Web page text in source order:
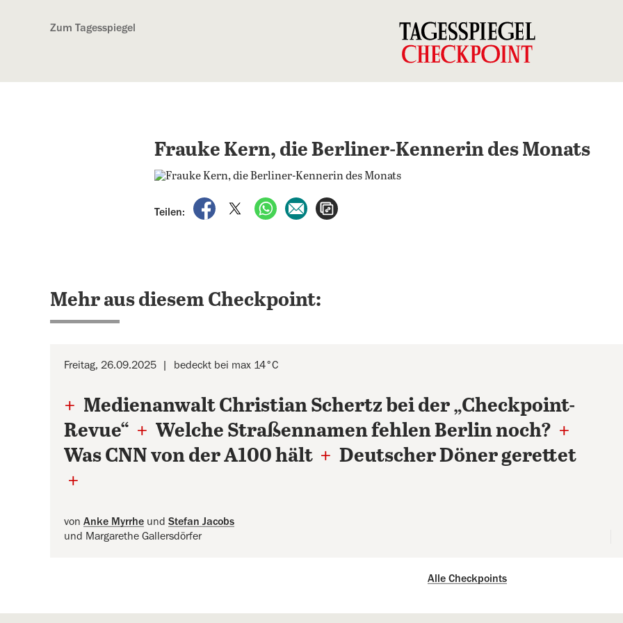
Zum Tagesspiegel
Frauke Kern, die Berliner-Kennerin des Monats
Teilen:
auf Facebook teilen
auf X teilenper WhatsApp teilen
per E-Mail teilen
Mehr aus diesem Checkpoint:
Freitag, 26.09.2025 bedeckt bei max 14°C
+ Medienanwalt Christian Schertz bei der „Checkpoint-
Revue“ + Welche Straßennamen fehlen Berlin noch? +
Was CNN von der A100 hält + Deutscher Döner gerettet
+
von Anke Myrrhe und Stefan Jacobs
und Margarethe Gallersdörfer
Alle Checkpoints